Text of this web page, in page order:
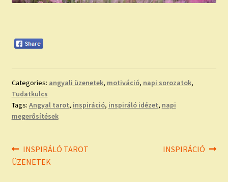
Categories: angyali üzenetek, motiváció, napi sorozatok,
Tudatkulcs
Tags: Angyal tarot, inspiráció, inspiráló idézet, napi
megerősítések
Bejegyzés
navigáció
Previous
post:
INSPIRÁLÓ TAROT
ÜZENETEK
Next
INSPIRÁCIÓ